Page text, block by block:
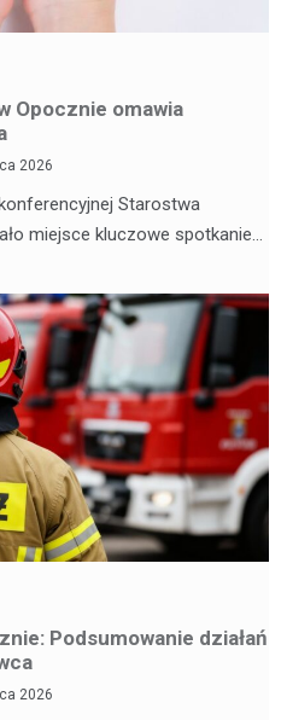
Opocznie omawia
2026
Starostwa
miejsce kluczowe spotkanie…
Podsumowanie działań
2026